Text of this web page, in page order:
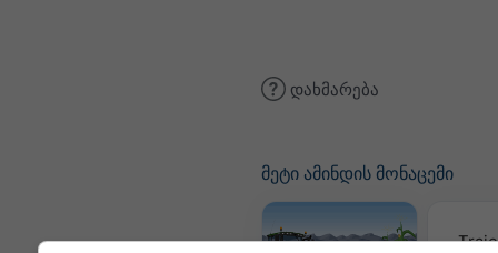
დახმარება
მეტი ამინდის მონაცემი